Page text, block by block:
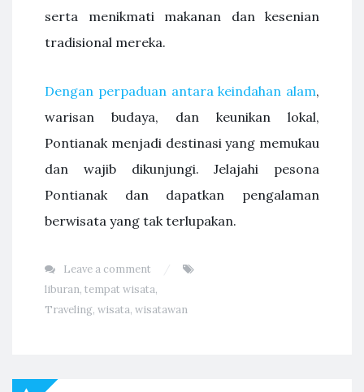
serta menikmati makanan dan kesenian
tradisional mereka.
Dengan perpaduan antara keindahan alam,
warisan budaya, dan keunikan lokal,
Pontianak menjadi destinasi yang memukau
dan wajib dikunjungi. Jelajahi pesona
Pontianak dan dapatkan pengalaman
berwisata yang tak terlupakan.
Leave a comment
liburan, tempat wisata,
Traveling, wisata, wisatawan